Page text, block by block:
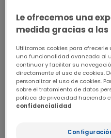
PUBLICACIONES
WEBINARS
RECURSOS
VADEMECUM
ONCOLOGÍA
MAMA
FORMACIÓN
CONGRESOS
Le ofrecemos una
medida gracias a las
Utilizamos cookies para
una funcionalidad avanzada al
continuar y facilitar su
directamente el uso de cookies.
personalizar el uso de cookies.
sobre el tratamiento de datos
política de privacidad haciendo
confidencialidad